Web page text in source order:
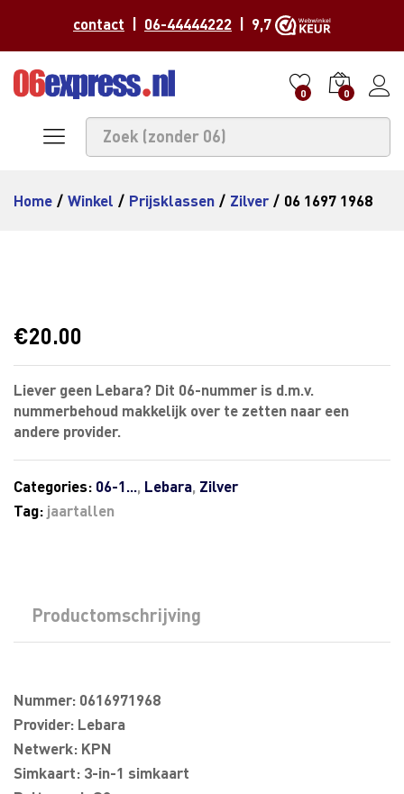
contact 06-44444222 | 9,7
0 0
Home / Winkel / Prijsklassen / Zilver / 06 1697 1968
€20.00
Liever geen Lebara? Dit 06-nummer is d.m.v.
nummerbehoud makkelijk over te zetten naar een
andere provider.
Categories: 06-1..., Lebara, Zilver
Tag: jaartallen
Productomschrijving
Nummer: 0616971968
Provider: Lebara
Netwerk: KPN
Simkaart: 3-in-1 simkaart